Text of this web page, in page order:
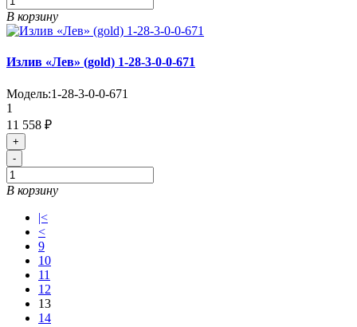
В корзину
Излив «Лев» (gold) 1-28-3-0-0-671
Модель:1-28-3-0-0-671
1
11 558 ₽
+
-
В корзину
|<
<
9
10
11
12
13
14